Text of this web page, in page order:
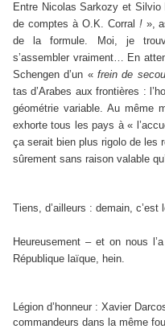
Entre Nicolas Sarkozy et Silvio
de comptes à O.K. Corral !»,
de la formule. Moi, je
s’assembler vraiment… En
Schengen d’un « frein de
tas d’Arabes aux frontières :
géométrie variable. Au même
exhorte tous les pays à «
ça serait bien plus rigolo de les
sûrement sans raison valable
Tiens, d’ailleurs : demain,
Heureusement – et on nous
République laïque, hein.
Légion d’honneur : Xavier
commandeurs dans la même